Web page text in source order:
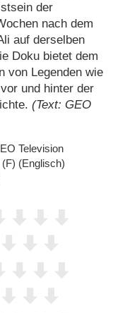
der
nach dem
auf derselben
Doku bietet dem
von Legenden wie
und hinter der
(Text: GEO
Television
(F) (Englisch)